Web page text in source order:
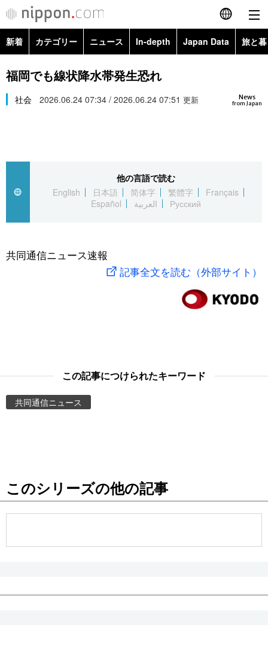
English
繁體字
العربية
社会
旅と暮らし
東京
新着 カテゴリー ニュース In-depth Japan Data 旅と
政治・外交
経済・ビジネス
社会
文化
科学・技術
暮らし
Images
お知らせ
福岡でも線状降水帯発生恐れ
News
from Japan
社会 2026.06.24 07:34 / 2026.06.24 07:51 更新
他の言語で読む
English
日本語 简体字 繁體字
Français
Español
العربية Русский
共同通信ニュース速報
記事全文を読む（外部サイト）
この記事につけられたキーワード
共同通信ニュース
このシリーズの他の記事